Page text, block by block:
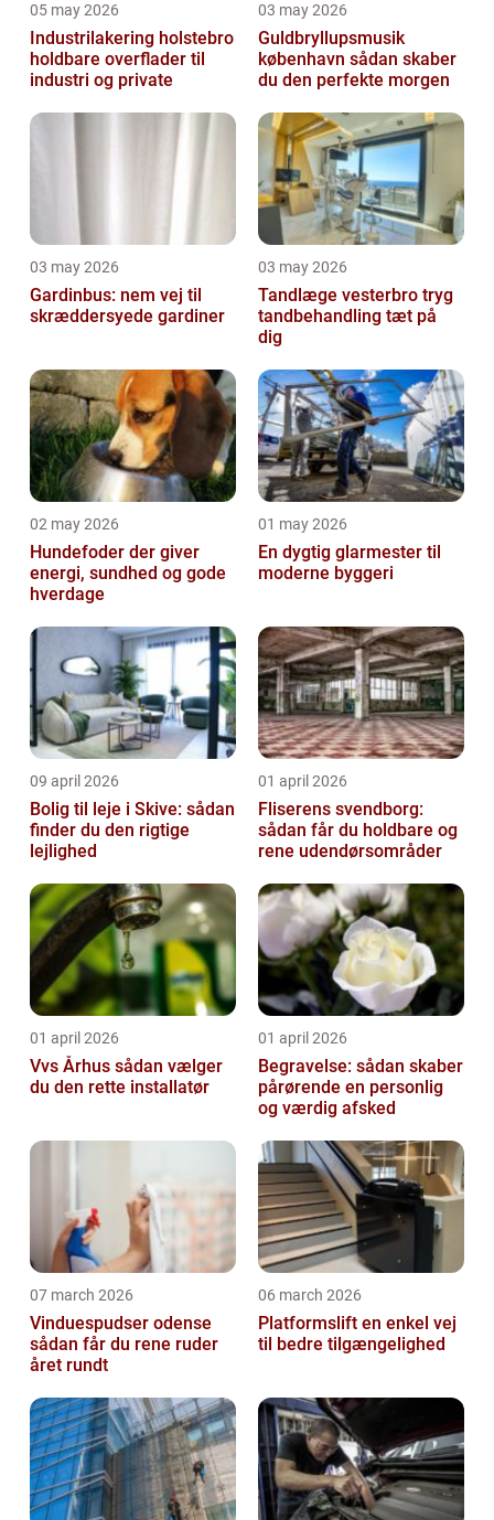
05 may 2026
Industrilakering holstebro
holdbare overflader til
industri og private
03 may 2026
Guldbryllupsmusik
københavn sådan skaber
du den perfekte morgen
03 may 2026
Gardinbus: nem vej til
skræddersyede gardiner
03 may 2026
Tandlæge vesterbro tryg
tandbehandling tæt på
dig
02 may 2026
Hundefoder der giver
energi, sundhed og gode
hverdage
01 may 2026
En dygtig glarmester til
moderne byggeri
09 april 2026
Bolig til leje i Skive: sådan
finder du den rigtige
lejlighed
01 april 2026
Fliserens svendborg:
sådan får du holdbare og
rene udendørsområder
01 april 2026
Vvs Århus sådan vælger
du den rette installatør
01 april 2026
Begravelse: sådan skaber
pårørende en personlig
og værdig afsked
07 march 2026
Vinduespudser odense
sådan får du rene ruder
året rundt
06 march 2026
Platformslift en enkel vej
til bedre tilgængelighed